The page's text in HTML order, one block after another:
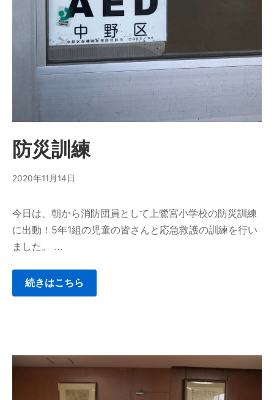
防災訓練
2020年11月14日
今日は、朝から消防団員として上鷺宮小学校の防災訓練
に出動！5年1組の児童の皆さんと応急救護の訓練を行い
ました。 …
続きはこちら